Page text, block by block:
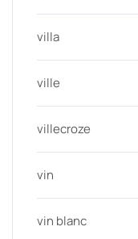
villa
ville
villecroze
vin
vin blanc